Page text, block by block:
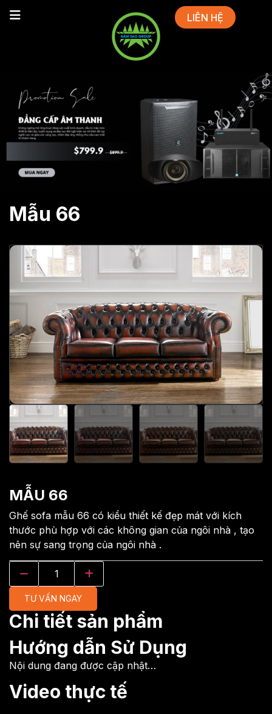
LIÊN HỆ
Mẫu 66
MẪU 66
Ghế sofa mẫu 66 có kiểu thiết kế đẹp mát với kích
thước phù hợp với các không gian của ngôi nhà , tạo
nên sự sang trọng của ngôi nhà .
TƯ VẤN NGAY
Chi tiết sản phẩm
Hướng dẫn Sử Dụng
Nội dung đang được cập nhật…
Video thực tế